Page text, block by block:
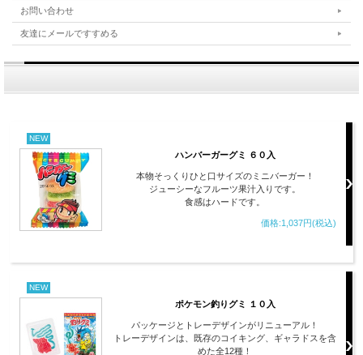
お問い合わせ
友達にメールですすめる
NEW
ハンバーガーグミ ６０入
本物そっくりひと口サイズのミニバーガー！
ジューシーなフルーツ果汁入りです。
食感はハードです。
価格:1,037円(税込)
NEW
ポケモン釣りグミ １０入
パッケージとトレーデザインがリニューアル！
トレーデザインは、既存のコイキング、ギャラドスを含
めた全12種！